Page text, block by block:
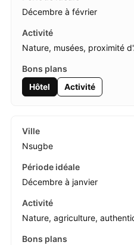
Décembre à février
Nature, musées, proximité
Hôtel Activité
Nsugbe
Décembre à janvier
Nature, agriculture,